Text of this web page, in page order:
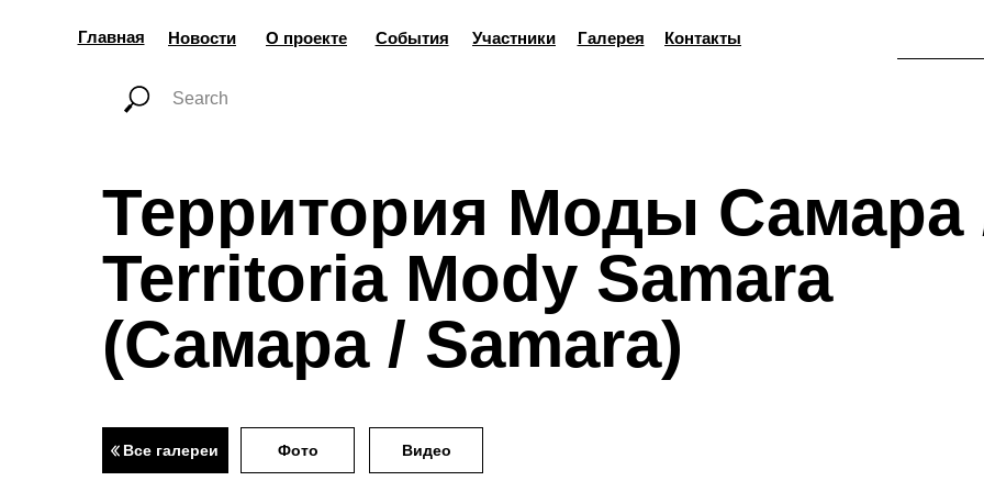
О проекте События Участники Галерея Контакты
Главная Новости
Территория Моды Самара
Territoria Mody Samara
(Самара / Samara)
Все галереи Фото Видео